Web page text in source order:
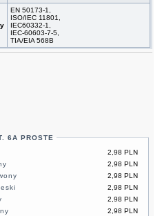
EN 50173-1,
ISO/IEC 11801,
IEC60332-1,
IEC-60603-7-5,
TIA/EIA 568B
6A PROSTE
2,98 PLN
2,98 PLN
2,98 PLN
2,98 PLN
2,98 PLN
2,98 PLN